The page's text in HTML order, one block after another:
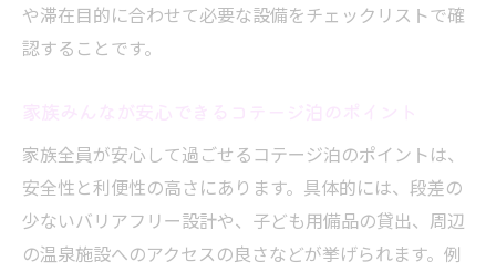
や滞在目的に合わせて必要な設備をチェックリストで確
認することです。
家族全員が安心して過ごせるコテージ泊のポイントは、
安全性と利便性の高さにあります。具体的には、段差の
少ないバリアフリー設計や、子ども用備品の貸出、周辺
の温泉施設へのアクセスの良さなどが挙げられます。例